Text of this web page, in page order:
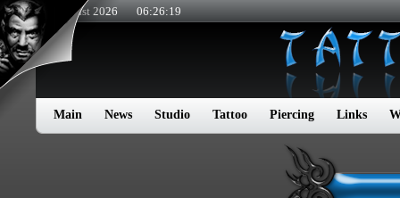
9. August 2026 06:26:20
Main News Studio Tattoo Piercing Links